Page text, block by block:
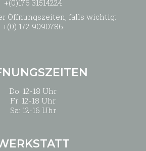
+(0)176 31514224
Öffnungszeiten, falls wichtig:
+(0) 172 9090786
Do: 12-18 Uhr
Fr: 12-18 Uhr
Sa: 12-16 Uhr